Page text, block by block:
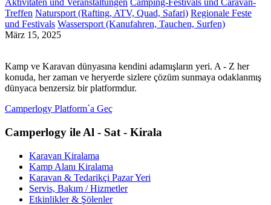
Aktivitäten und Veranstaltungen Camping-Festivals und Caravan-
Treffen Natursport (Rafting, ATV, Quad, Safari) Regionale Feste
und Festivals Wassersport (Kanufahren, Tauchen, Surfen)
März 15, 2025
Kamp ve Karavan dünyasına kendini adamışların yeri. A - Z her
konuda, her zaman ve heryerde sizlere çözüm sunmaya odaklanmış
dünyaca benzersiz bir platformdur.
Camperlogy Platform´a Geç
Camperlogy ile Al - Sat - Kirala
Karavan Kiralama
Kamp Alanı Kiralama
Karavan & Tedarikçi Pazar Yeri
Servis, Bakım / Hizmetler
Etkinlikler & Şölenler